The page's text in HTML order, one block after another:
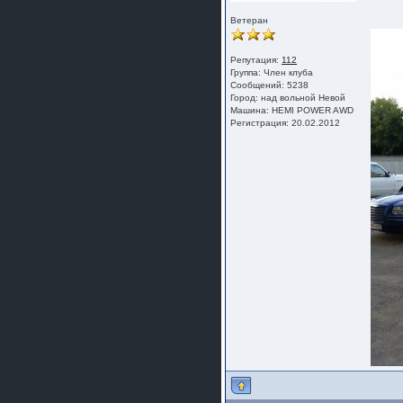
Ветеран
Репутация: 112
Группа:Член клуба
Сообщений: 5238
Город: над вольной Невой
Машина: HEMI POWER AWD
Регистрация: 20.02.2012